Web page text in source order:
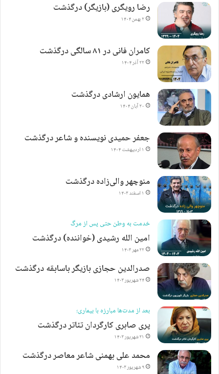
رضا رویگری (بازیگر) درگذشت
۲ بهمن ۱۴۰۴
کامران فانی در ۸۱ سالگی درگذشت
۲۲ آذر ۱۴۰۴
همایون ارشادی درگذشت
۲۰ آبان ۱۴۰۴
جعفر حمیدی نویسنده و شاعر درگذشت
۱ اردیبهشت ۱۴۰۴
منوچهر والی‌زاده درگذشت
۱ اسفند ۱۴۰۳
خدمت به وطن حتی پس از مرگ
امین الله رشیدی (خواننده) درگذشت
۲۲ مهر ۱۴۰۳
صدرالدین حجازی بازیگر باسابقه درگذشت
۲۴ شهریور ۱۴۰۳
بعد از مدت‌ها مبارزه با بیماری؛
پری صابری کارگردان تئاتر درگذشت
۲۱ شهریور ۱۴۰۳
محمد علی بهمنی شاعر معاصر درگذشت
۹ شهریور ۱۴۰۳